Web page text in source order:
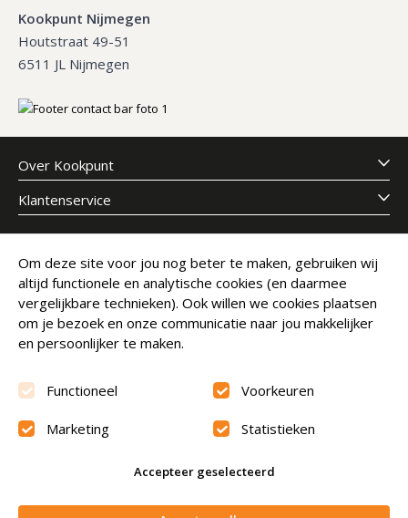
Kookpunt Nijmegen
Houtstraat 49-51
6511 JL Nijmegen
Over Kookpunt
Klantenservice
Meld je aan voor onze nieuwsbrief
E-mailadres
Abonneer
Beoordeling9.6
© Copyright 2026 Kookpunt.nl|Algemene voorwaarden
Om deze site voor jou nog beter te maken, gebruiken wij
altijd functionele en analytische cookies (en daarmee
vergelijkbare technieken). Ook willen we cookies plaatsen
om je bezoek en onze communicatie naar jou makkelijker
en persoonlijker te maken.
Functioneel Voorkeuren
Marketing Statistieken
Accepteer geselecteerd